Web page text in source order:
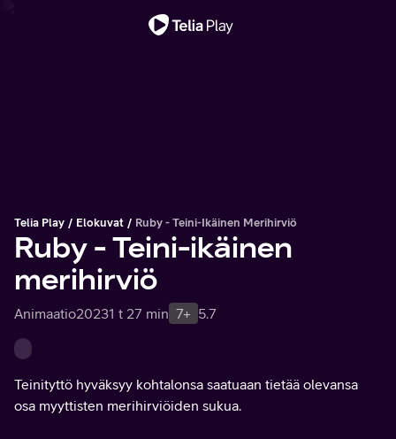
Telia Play Elokuvat Ruby - Teini-Ikäinen Merihirviö
Ruby - Teini-ikäinen
merihirviö
Animaatio20231 t 27 min 7+ 5.7
Teinityttö hyväksyy kohtalonsa saatuaan tietää olevansa
osa myyttisten merihirviöiden sukua.